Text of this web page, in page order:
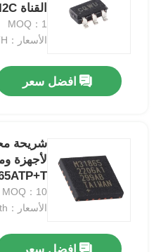
E CH
MOQ：1
الأسعار：CONSULT WITH
افضل سعر
لأجهزة
MOQ：10
الأسعار：consult with